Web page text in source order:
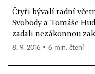
Čtyři bývalí radní
Svobody a Tomáše
zadali nezákonnou
8. 9. 2016 ▪ 6 min. čtení